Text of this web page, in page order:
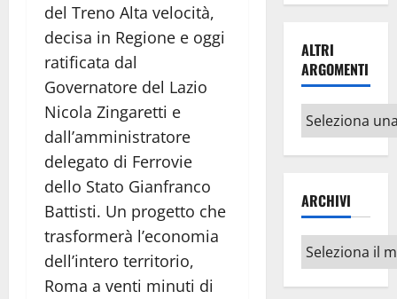
del Treno Alta velocità,
decisa in Regione e oggi
ratificata dal
Governatore del Lazio
Nicola Zingaretti e
dall’amministratore
delegato di Ferrovie
dello Stato Gianfranco
Battisti. Un progetto che
trasformerà l’economia
dell’intero territorio,
Roma a venti minuti di
ALTRI
ARGOMENTI
Altri
argomenti
ARCHIVI
Archivi